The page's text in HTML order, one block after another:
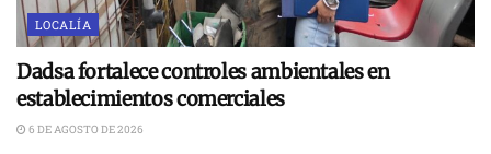
LOCALÍA
Dadsa fortalece controles ambientales en
establecimientos comerciales
6 DE AGOSTO DE 2026